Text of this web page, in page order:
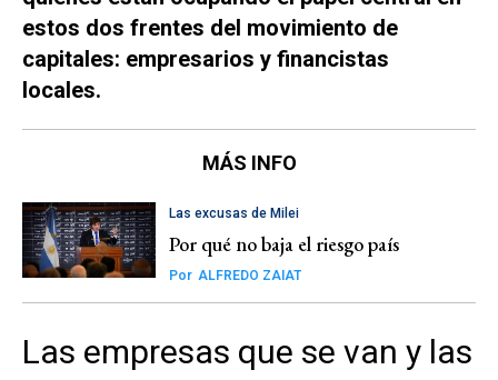
estos dos frentes del movimiento de
capitales: empresarios y financistas
locales.
MÁS INFO
Las excusas de Milei
Por qué no baja el riesgo país
Por ALFREDO ZAIAT
Las empresas que se van y las